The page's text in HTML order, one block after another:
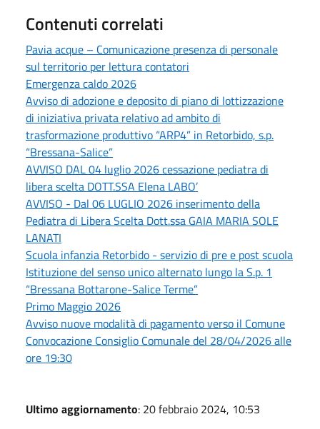
Contenuti correlati
Pavia acque – Comunicazione presenza di personale
sul territorio per lettura contatori
Emergenza caldo 2026
Avviso di adozione e deposito di piano di lottizzazione
di iniziativa privata relativo ad ambito di
trasformazione produttivo “ARP4” in Retorbido, s.p.
“Bressana-Salice”
AVVISO DAL 04 luglio 2026 cessazione pediatra di
libera scelta DOTT.SSA Elena LABO’
AVVISO - Dal 06 LUGLIO 2026 inserimento della
Pediatra di Libera Scelta Dott.ssa GAIA MARIA SOLE
LANATI
Scuola infanzia Retorbido - servizio di pre e post scuola
Istituzione del senso unico alternato lungo la S.p. 1
“Bressana Bottarone-Salice Terme”
Primo Maggio 2026
Avviso nuove modalità di pagamento verso il Comune
Convocazione Consiglio Comunale del 28/04/2026 alle
ore 19:30
Ultimo aggiornamento: 20 febbraio 2024, 10:53